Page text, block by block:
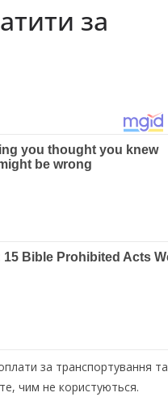
за
за транспортування та
чим не користуються.